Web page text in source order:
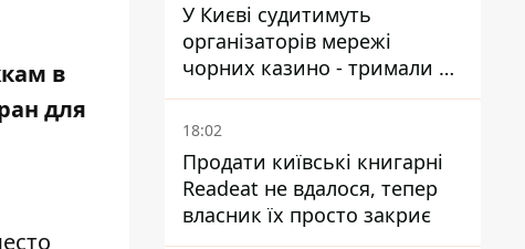
в
для
У Києві судитимуть
організаторів мережі
чорних казино - тримали 39
закладів
18:02
Продати київські книгарні
Readeat не вдалося, тепер
власник їх просто закриє